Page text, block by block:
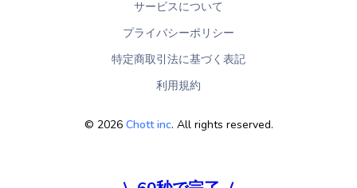
サービスについて
プライバシーポリシー
特定商取引法に基づく表記
利用規約
© 2026 Chott inc. All rights reserved.